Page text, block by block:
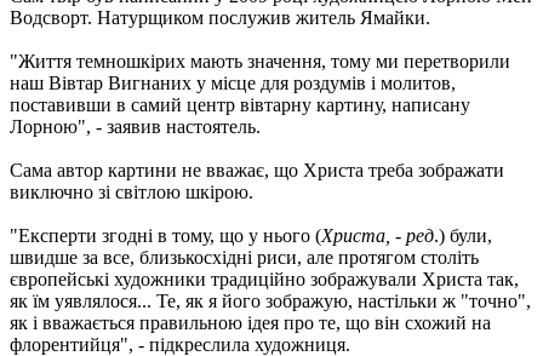
Водсворт. Натурщиком послужив житель Ямайки.
"Життя темношкірих мають значення, тому ми перетворили
наш Вівтар Вигнаних у місце для роздумів і молитов,
поставивши в самий центр вівтарну картину, написану
Лорною", - заявив настоятель.
Сама автор картини не вважає, що Христа треба зображати
виключно зі світлою шкірою.
"Експерти згодні в тому, що у нього (Христа, - ред.) були,
швидше за все, близькосхідні риси, але протягом століть
європейські художники традиційно зображували Христа так,
як їм уявлялося... Те, як я його зображую, настільки ж "точно",
як і вважається правильною ідея про те, що він схожий на
флорентийця", - підкреслила художниця.